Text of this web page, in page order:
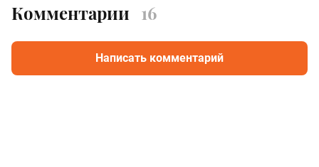
Комментарии 16
Написать комментарий